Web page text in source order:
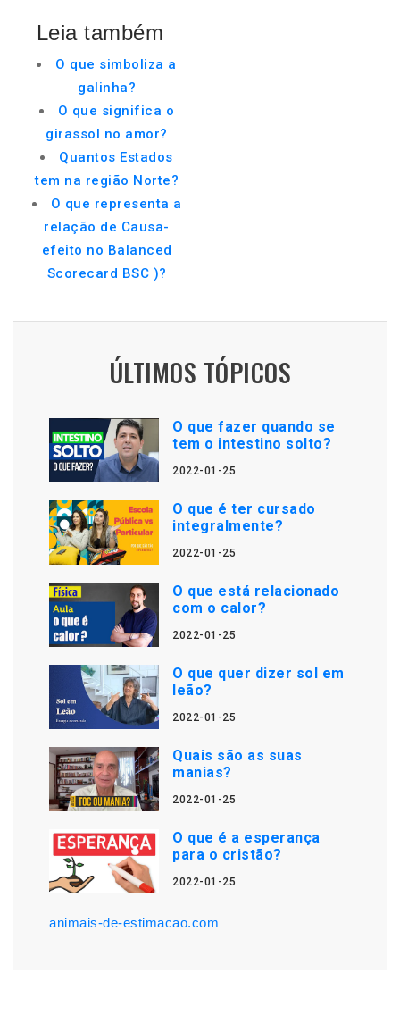
Leia também
O que simboliza a
galinha?
O que significa o
girassol no amor?
Quantos Estados
tem na região Norte?
O que representa a
relação de Causa-
efeito no Balanced
Scorecard BSC )?
ÚLTIMOS TÓPICOS
O que fazer quando se
tem o intestino solto?
2022-01-25
O que é ter cursado
integralmente?
2022-01-25
O que está relacionado
com o calor?
2022-01-25
O que quer dizer sol em
leão?
2022-01-25
Quais são as suas
manias?
2022-01-25
O que é a esperança
para o cristão?
2022-01-25
animais-de-estimacao.com